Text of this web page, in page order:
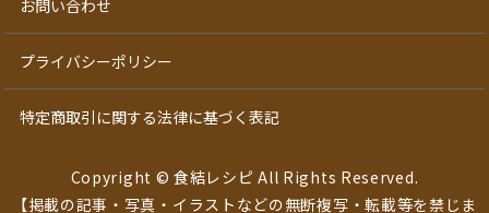
お問い合わせ
プライバシーポリシー
特定商取引に関する法律に基づく表記
Copyright © 食結レシピ All Rights Reserved.
【掲載の記事・写真・イラストなどの無断複写・転載等を禁じま